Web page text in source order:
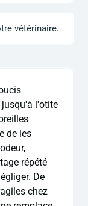
vétérinaire.
l'otite
de les
répété
De
chez